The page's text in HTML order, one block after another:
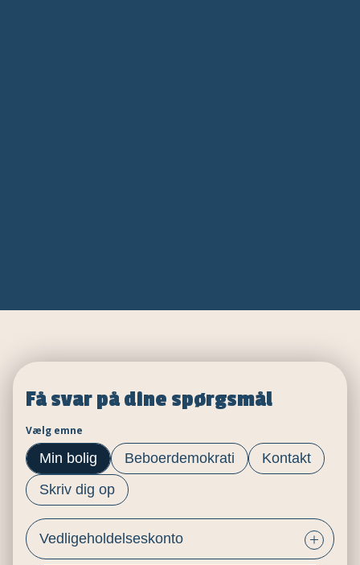
Få svar på dine spørgsmål
Vælg emne
Min bolig Beboerdemokrati
Kontakt
Skriv dig op
Vedligeholdelseskonto